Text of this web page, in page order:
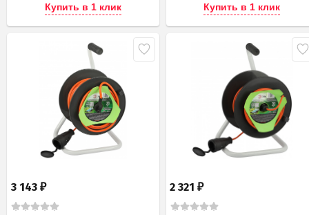
Купить в 1 клик Купить в 1 клик
3 143 ₽ 2 321₽